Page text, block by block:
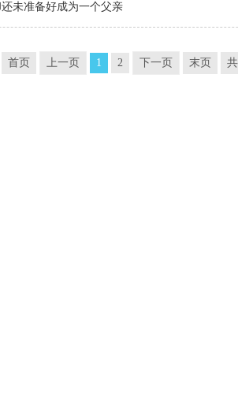
未准备好成为一个父亲
首页 上一页 1 2 下一页 末页